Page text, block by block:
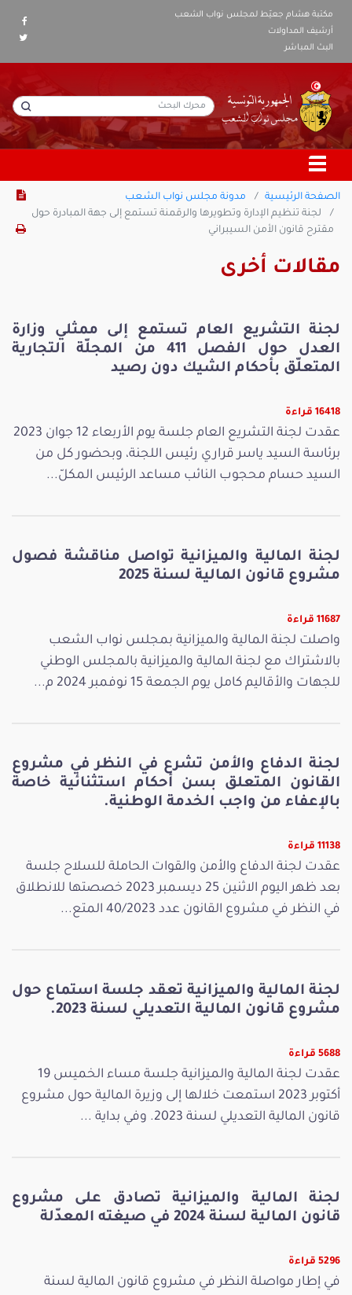
مكتبة هشام جعيّط لمجلس نواب الشعب
أرشيف المداولات
البث المباشر
الصفحة الرئيسية
مدونة مجلس نواب الشعب
لجنة تنظيم الإدارة وتطويرها والرقمنة تستمع إلى جهة المبادرة حول
مقترح قانون الأمن السيبراني
مقالات أخرى
لجنة التشريع العام تستمع إلى ممثلي وزارة
العدل حول الفصل 411 من المجلّة التجارية
المتعلّق بأحكام الشيك دون رصيد
16418 قراءة
عقدت لجنة التشريع العام جلسة يوم الأربعاء 12 جوان 2023
برئاسة السيد ياسر قراري رئيس اللجنة، وبحضور كل من
السيد حسام محجوب النائب مساعد الرئيس المكلّ...
لجنة المالية والميزانية تواصل مناقشة فصول
مشروع قانون المالية لسنة 2025
11687 قراءة
واصلت لجنة المالية والميزانية بمجلس نواب الشعب
بالاشتراك مع لجنة المالية والميزانية بالمجلس الوطني
للجهات والأقاليم كامل يوم الجمعة 15 نوفمبر 2024 م...
لجنة الدفاع والأمن تشرع في النظر في مشروع
القانون المتعلق بسن أحكام استثنائية خاصة
بالإعفاء من واجب الخدمة الوطنية.
11138 قراءة
عقدت لجنة الدفاع والأمن والقوات الحاملة للسلاح جلسة
بعد ظهر اليوم الاثنين 25 ديسمبر 2023 خصصتها للانطلاق
في النظر في مشروع القانون عدد 40/2023 المتع...
لجنة المالية والميزانية تعقد جلسة استماع حول
مشروع قانون المالية التعديلي لسنة 2023.
5688 قراءة
عقدت لجنة المالية والميزانية جلسة مساء الخميس 19
أكتوبر 2023 استمعت خلالها إلى وزيرة المالية حول مشروع
قانون المالية التعديلي لسنة 2023. وفي بداية ...
لجنة المالية والميزانية تصادق على مشروع
قانون المالية لسنة 2024 في صيغته المعدّلة
5296 قراءة
في إطار مواصلة النظر في مشروع قانون المالية لسنة